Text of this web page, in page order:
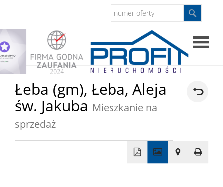
Łeba (gm), Łeba, Aleja
św. Jakuba Mieszkanie na
sprzedaż